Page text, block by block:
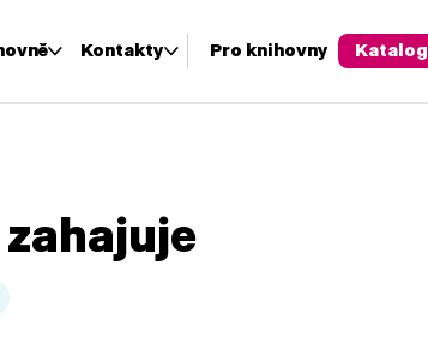
Kontakty Pro knihovny Katalog